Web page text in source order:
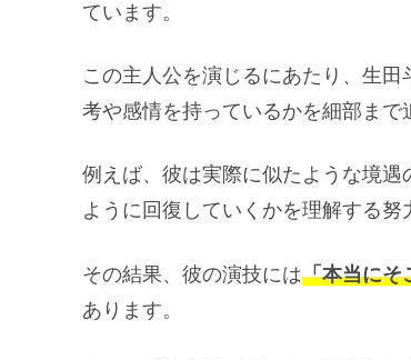
ています。
この主人公を演じるにあたり、生
考や感情を持っているかを細部まで
例えば、彼は実際に似たような境
ように回復していくかを理解する努
その結果、彼の演技には「本当にそ
あります。